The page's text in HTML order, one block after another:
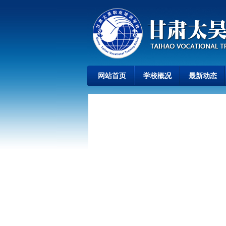
网站首页 学校概况 最新动态